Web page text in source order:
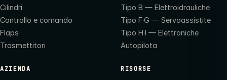
Cilindri
Controllo e comando
Flaps
Trasmettitori
Tipo B — Elettroidrauliche
Tipo F·G — Servoassistite
Tipo H·I — Elettroniche
Autopilota
AZIENDA RISORSE